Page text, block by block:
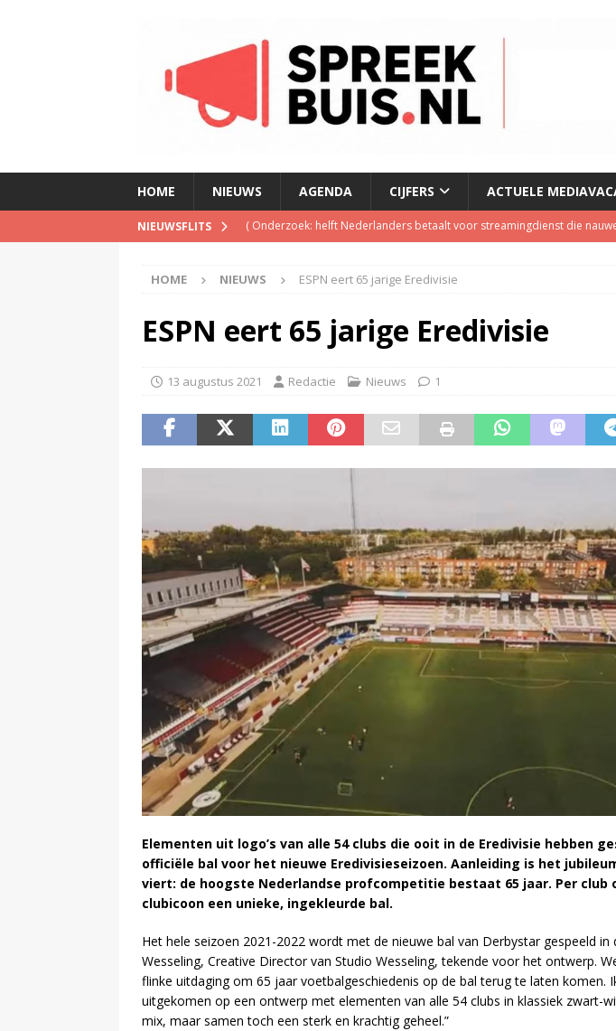
HOME NIEUWS AGENDA CIJFERS ACTUELE
NIEUWSFLITS ( Onderzoek: helft Nederlanders betaalt voor streamingdienst die
(Patrick Kicken: Miljuschka Witzenhausen wil wel naast Mattie Valk
maar mag dat niet vanwege haar veiligheid
Disney en TikTok sluiten deal over makerscontent
(Disney overweegt gratis streamingkanalen
HOME NIEUWS ESPN eert 65 jarige Eredivisie
ESPN eert 65 jarige Eredivisie
13 augustus 2021 Redactie Nieuws 1
Elementen uit logo’s van alle 54 clubs die ooit in de Eredivisie hebben
officiële bal voor het nieuwe Eredivisieseizoen. Aanleiding is het
viert: de hoogste Nederlandse profcompetitie bestaat 65 jaar. Per club
clubicoon een unieke, ingekleurde bal.
Het hele seizoen 2021-2022 wordt met de nieuwe bal van Derbystar gespeeld in
Wesseling, Creative Director van Studio Wesseling, tekende voor het ontwerp.
flinke uitdaging om 65 jaar voetbalgeschiedenis op de bal terug te laten komen.
uitgekomen op een ontwerp met elementen van alle 54 clubs in klassiek zwart-
mix, maar samen toch een sterk en krachtig geheel.”